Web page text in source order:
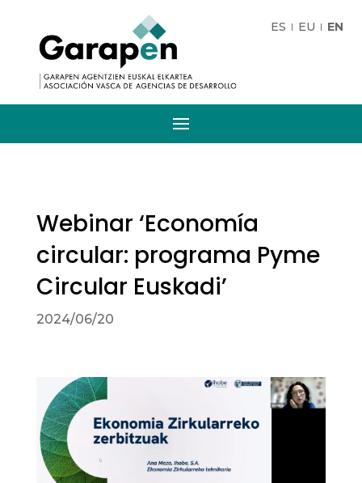
ES EU EN
Webinar ‘Economía
circular: programa Pyme
Circular Euskadi’
2024/06/20